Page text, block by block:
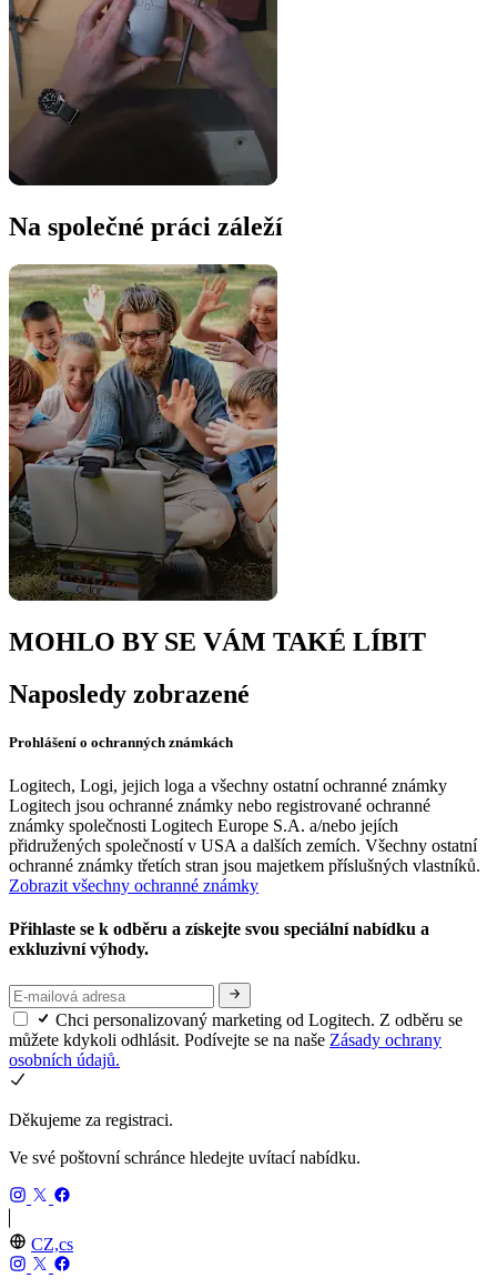
Na společné práci záleží
MOHLO BY SE VÁM TAKÉ LÍBIT
Naposledy zobrazené
Prohlášení o ochranných známkách
Logitech, Logi, jejich loga a všechny ostatní ochranné známky
Logitech jsou ochranné známky nebo registrované ochranné
známky společnosti Logitech Europe S.A. a/nebo jejích
přidružených společností v USA a dalších zemích. Všechny ostatní
ochranné známky třetích stran jsou majetkem příslušných vlastníků.
Zobrazit všechny ochranné známky
Přihlaste se k odběru a získejte svou speciální nabídku a
exkluzivní výhody.
Chci personalizovaný marketing od Logitech. Z odběru se
můžete kdykoli odhlásit. Podívejte se na naše Zásady ochrany
osobních údajů.
Děkujeme za registraci.
Ve své poštovní schránce hledejte uvítací nabídku.
CZ,cs